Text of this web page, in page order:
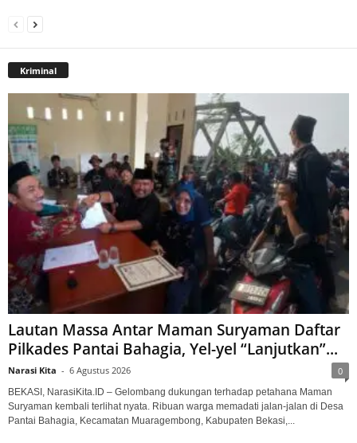
Kriminal
Lautan Massa Antar Maman Suryaman Daftar
Pilkades Pantai Bahagia, Yel-yel “Lanjutkan”...
Narasi Kita - 6 Agustus 2026 0
BEKASI, NarasiKita.ID – Gelombang dukungan terhadap petahana Maman
Suryaman kembali terlihat nyata. Ribuan warga memadati jalan-jalan di Desa
Pantai Bahagia, Kecamatan Muaragembong, Kabupaten Bekasi,...